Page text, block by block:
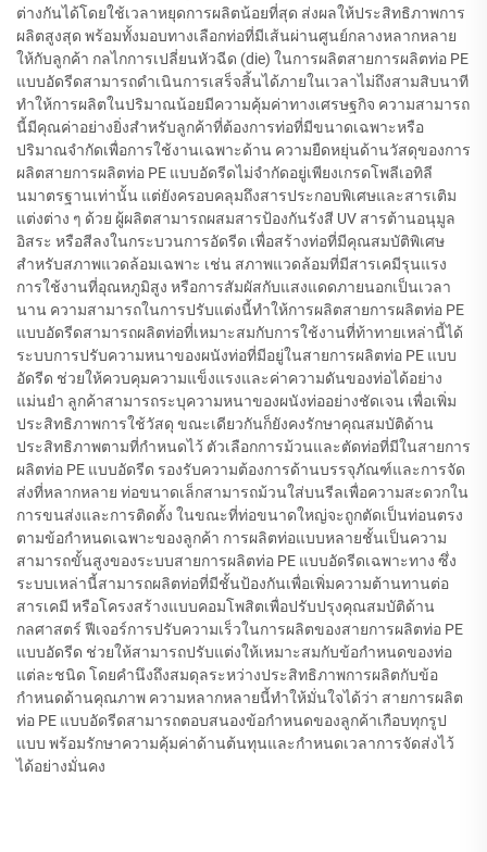
ต่างกันได้โดยใช้เวลาหยุดการผลิตน้อยที่สุด ส่งผลให้ประสิทธิภาพการ
ผลิตสูงสุด พร้อมทั้งมอบทางเลือกท่อที่มีเส้นผ่านศูนย์กลางหลากหลาย
ให้กับลูกค้า กลไกการเปลี่ยนหัวฉีด (die) ในการผลิตสายการผลิตท่อ PE
แบบอัดรีดสามารถดำเนินการเสร็จสิ้นได้ภายในเวลาไม่ถึงสามสิบนาที
ทำให้การผลิตในปริมาณน้อยมีความคุ้มค่าทางเศรษฐกิจ ความสามารถ
นี้มีคุณค่าอย่างยิ่งสำหรับลูกค้าที่ต้องการท่อที่มีขนาดเฉพาะหรือ
ปริมาณจำกัดเพื่อการใช้งานเฉพาะด้าน ความยืดหยุ่นด้านวัสดุของการ
ผลิตสายการผลิตท่อ PE แบบอัดรีดไม่จำกัดอยู่เพียงเกรดโพลีเอทิลี
นมาตรฐานเท่านั้น แต่ยังครอบคลุมถึงสารประกอบพิเศษและสารเติม
แต่งต่าง ๆ ด้วย ผู้ผลิตสามารถผสมสารป้องกันรังสี UV สารต้านอนุมูล
อิสระ หรือสีลงในกระบวนการอัดรีด เพื่อสร้างท่อที่มีคุณสมบัติพิเศษ
สำหรับสภาพแวดล้อมเฉพาะ เช่น สภาพแวดล้อมที่มีสารเคมีรุนแรง
การใช้งานที่อุณหภูมิสูง หรือการสัมผัสกับแสงแดดภายนอกเป็นเวลา
นาน ความสามารถในการปรับแต่งนี้ทำให้การผลิตสายการผลิตท่อ PE
แบบอัดรีดสามารถผลิตท่อที่เหมาะสมกับการใช้งานที่ท้าทายเหล่านี้ได้
ระบบการปรับความหนาของผนังท่อที่มีอยู่ในสายการผลิตท่อ PE แบบ
อัดรีด ช่วยให้ควบคุมความแข็งแรงและค่าความดันของท่อได้อย่าง
แม่นยำ ลูกค้าสามารถระบุความหนาของผนังท่ออย่างชัดเจน เพื่อเพิ่ม
ประสิทธิภาพการใช้วัสดุ ขณะเดียวกันก็ยังคงรักษาคุณสมบัติด้าน
ประสิทธิภาพตามที่กำหนดไว้ ตัวเลือกการม้วนและตัดท่อที่มีในสายการ
ผลิตท่อ PE แบบอัดรีด รองรับความต้องการด้านบรรจุภัณฑ์และการจัด
ส่งที่หลากหลาย ท่อขนาดเล็กสามารถม้วนใส่บนรีลเพื่อความสะดวกใน
การขนส่งและการติดตั้ง ในขณะที่ท่อขนาดใหญ่จะถูกตัดเป็นท่อนตรง
ตามข้อกำหนดเฉพาะของลูกค้า การผลิตท่อแบบหลายชั้นเป็นความ
สามารถขั้นสูงของระบบสายการผลิตท่อ PE แบบอัดรีดเฉพาะทาง ซึ่ง
ระบบเหล่านี้สามารถผลิตท่อที่มีชั้นป้องกันเพื่อเพิ่มความต้านทานต่อ
สารเคมี หรือโครงสร้างแบบคอมโพสิตเพื่อปรับปรุงคุณสมบัติด้าน
กลศาสตร์ ฟีเจอร์การปรับความเร็วในการผลิตของสายการผลิตท่อ PE
แบบอัดรีด ช่วยให้สามารถปรับแต่งให้เหมาะสมกับข้อกำหนดของท่อ
แต่ละชนิด โดยคำนึงถึงสมดุลระหว่างประสิทธิภาพการผลิตกับข้อ
กำหนดด้านคุณภาพ ความหลากหลายนี้ทำให้มั่นใจได้ว่า สายการผลิต
ท่อ PE แบบอัดรีดสามารถตอบสนองข้อกำหนดของลูกค้าเกือบทุกรูป
แบบ พร้อมรักษาความคุ้มค่าด้านต้นทุนและกำหนดเวลาการจัดส่งไว้
ได้อย่างมั่นคง